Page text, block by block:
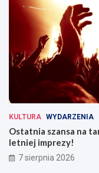
KULTURA WYDARZENIA
Ostatnia szansa na
letniej imprezy!
7 sierpnia 2026